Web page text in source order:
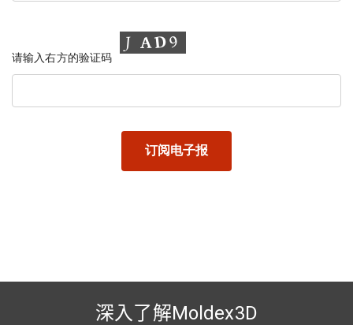
请输入右方的验证码
深入了解Moldex3D